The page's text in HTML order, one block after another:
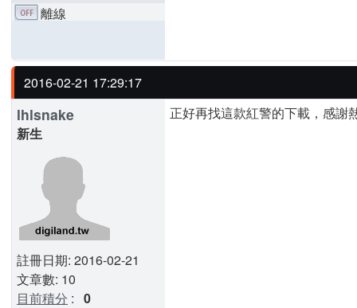
離線
2016-02-21 17:29:17
lhlsnake
新生
註冊日期: 2016-02-21
文章數: 10
目前積分 : 0
正好再找這款紅警的下載，感謝